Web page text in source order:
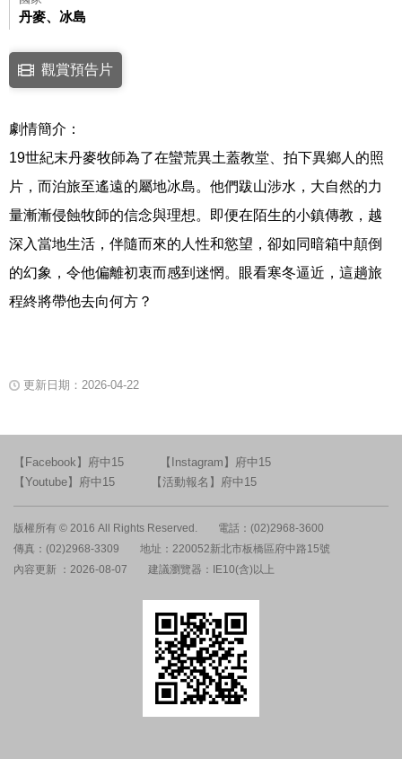
丹麥、冰島
點擊下列連結開啟視窗後，可使用鍵盤Tab鍵移至影片中央播放鍵，再
連結至Youtube網站觀看此影片(開新視窗)
觀賞預告片
劇情簡介：
19世紀末丹麥牧師為了在蠻荒異土蓋教堂、拍下異鄉人的照
片，而泊旅至遙遠的屬地冰島。他們跋山涉水，大自然的力
量漸漸侵蝕牧師的信念與理想。即便在陌生的小鎮傳教，越
深入當地生活，伴隨而來的人性和慾望，卻如同暗箱中顛倒
的幻象，令他偏離初衷而感到迷惘。眼看寒冬逼近，這趟旅
程終將帶他去向何方？
更新日期：2026-04-22
【Facebook】府中15
【Instagram】府中15
【Youtube】府中15
【活動報名】府中15
版權所有 © 2016 All Rights Reserved.
電話：(02)2968-3600
傳真：(02)2968-3309
地址：220052新北市板橋區府中路15號
內容更新 ：2026-08-07
建議瀏覽器：IE10(含)以上